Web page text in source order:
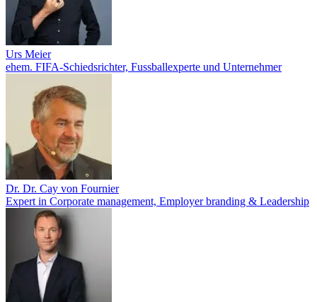
Urs Meier
ehem. FIFA-Schiedsrichter, Fussballexperte und Unternehmer
Dr. Dr. Cay von Fournier
Expert in Corporate management, Employer branding & Leadership